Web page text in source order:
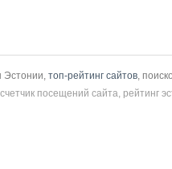
топ-рейтинг сайтов ,
посещений сайта, рейтинг